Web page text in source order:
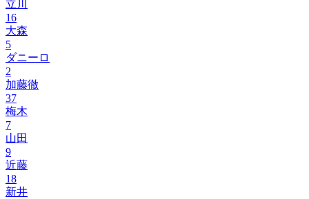
立川
16
大森
5
ダニーロ
2
加藤徹
37
梅木
7
山田
9
近藤
18
新井